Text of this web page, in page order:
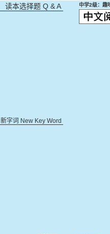
读本选择题 Q & A
新字词 New Key Word
中学2级：趣